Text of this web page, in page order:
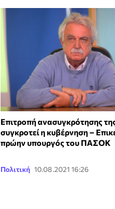
Επιτροπή ανασυγκρότησης
συγκροτεί η κυβέρνηση –
πρώην υπουργός του ΠΑΣΟΚ
Πολιτική 10.08.2021 16:26